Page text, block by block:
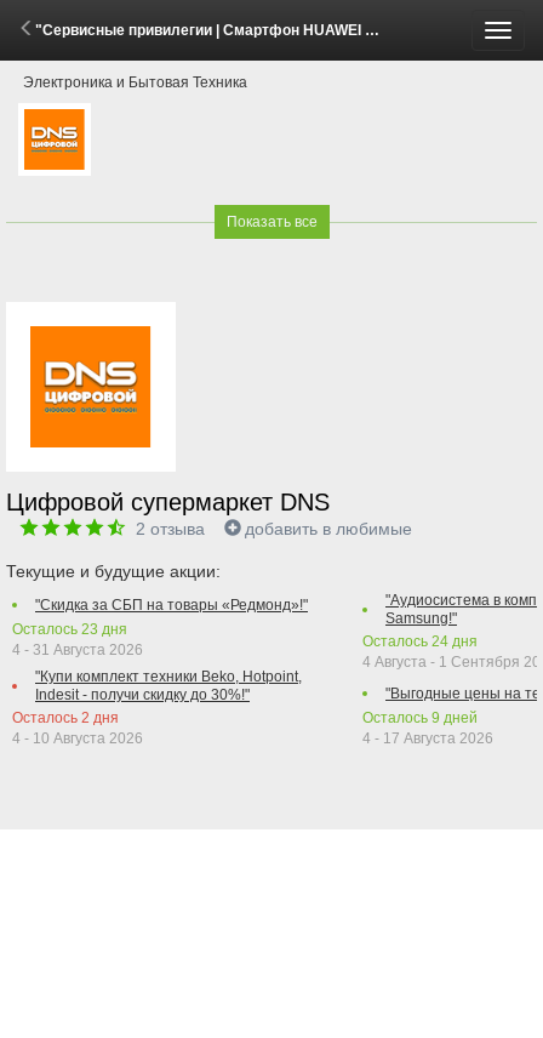
"Сервисные привилегии | Смартфон HUAWEI Mate 80 Pro" (7 Апреля - 17 Мая 2026)
Электроника и Бытовая Техника
Показать все
Цифровой супермаркет DNS
2 отзыва добавить в любимые
Текущие и будущие акции:
"Скидка за СБП на товары «Редмонд»!"
Осталось 23 дня
4 - 31 Августа 2026
"Купи комплект техники Beko, Hotpoint,
Indesit - получи скидку до 30%!"
Осталось 2 дня
4 - 10 Августа 2026
"Аудиосистема в
Samsung!"
Осталось 24 дня
4 Августа - 1 Сентября
"Выгодные цены на
Осталось 9 дней
4 - 17 Августа 2026